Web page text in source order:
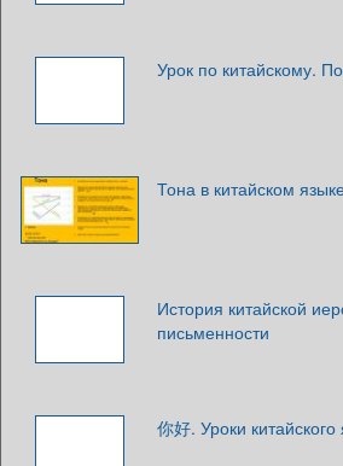
Урок по китайскому.
Тона в китайском
История китайской
письменности
你好. Уроки китайского